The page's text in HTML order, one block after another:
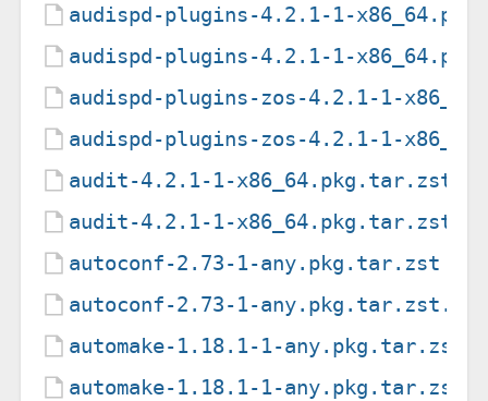
audispd-plugins-4.2.1-1-
audispd-plugins-4.2.1-1-
audispd-plugins-zos-4.2.1-1-
audispd-plugins-zos-4.2.1-1-
audit-4.2.1-1-x86_64.pkg.tar.zst
audit-4.2.1-1-
autoconf-2.73-1-any.pkg.tar.zst
autoconf-2.73-1-any.pkg.tar.zst.sig
automake-1.18.1-1-any.pkg.tar.zst
automake-1.18.1-1-